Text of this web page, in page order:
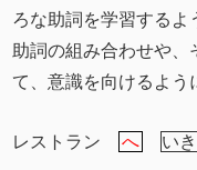
ろな助詞を学習するよ
助詞の組み合わせや
て、意識を向けるよう
レストラン へ い